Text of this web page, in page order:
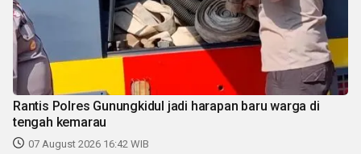
Rantis Polres Gunungkidul jadi harapan baru warga di
tengah kemarau
07 August 2026 16:42 WIB